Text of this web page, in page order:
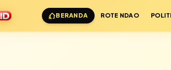
BERANDA ROTE NDAO